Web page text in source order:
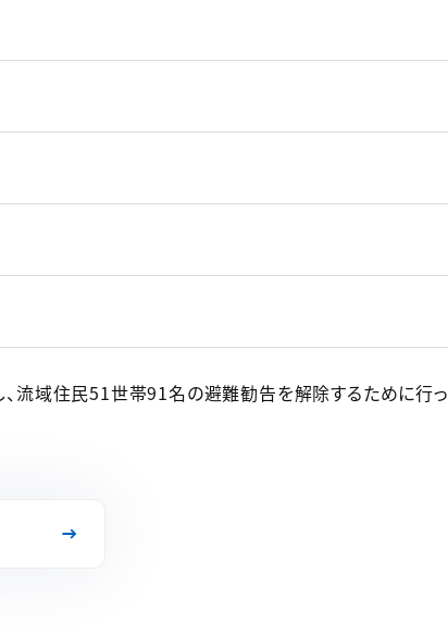
流域住民51世帯91名の避難勧告を解除するために行っ